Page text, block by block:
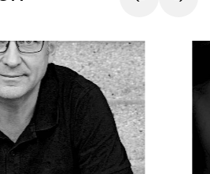
des Orchestra
Capuano.